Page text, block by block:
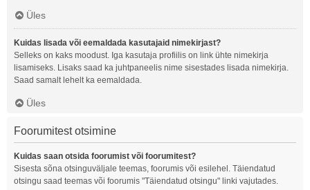
Üles
Kuidas lisada või eemaldada kasutajaid nimekirjast?
Selleks on kaks moodust. Iga kasutaja profiilis on link ühte nimekirja
lisamiseks. Lisaks saad ka juhtpaneelis nime sisestades lisada nimekirja.
Saad samalt lehelt ka eemaldada.
Üles
Foorumitest otsimine
Kuidas saan otsida foorumist või foorumitest?
Sisesta sõna otsinguväljale teemas, foorumis või esilehel. Täiendatud
otsingu saad teemas või foorumis "Täiendatud otsingu" linki vajutades.